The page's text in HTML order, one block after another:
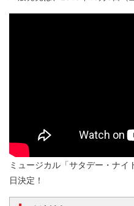
ミュージカル「サタデー・ナ
日決定！